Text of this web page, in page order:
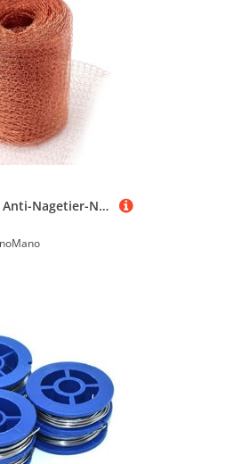
Hochwertiges Anti-Nagetier-Netz, 100 % Kupfer, Anti-Schnecke, Schnecke, Maus, Ratte, Vögel, Nematoden, Ferramol, gestricktes Kupfernetz für